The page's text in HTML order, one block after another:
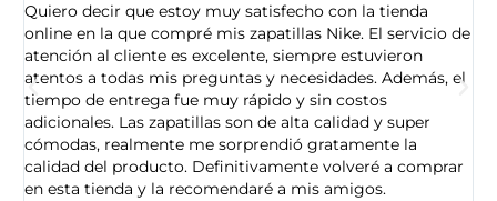
Quiero decir que estoy muy satisfecho con la tienda
online en la que compré mis zapatillas Nike. El servicio de
atención al cliente es excelente, siempre estuvieron
atentos a todas mis preguntas y necesidades. Además, el
tiempo de entrega fue muy rápido y sin costos
adicionales. Las zapatillas son de alta calidad y super
cómodas, realmente me sorprendió gratamente la
calidad del producto. Definitivamente volveré a comprar
en esta tienda y la recomendaré a mis amigos.